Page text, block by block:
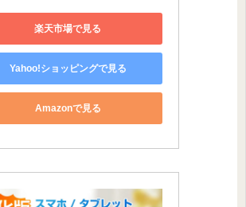
楽天市場で見る
Yahoo!ショッピングで見る
Amazonで見る